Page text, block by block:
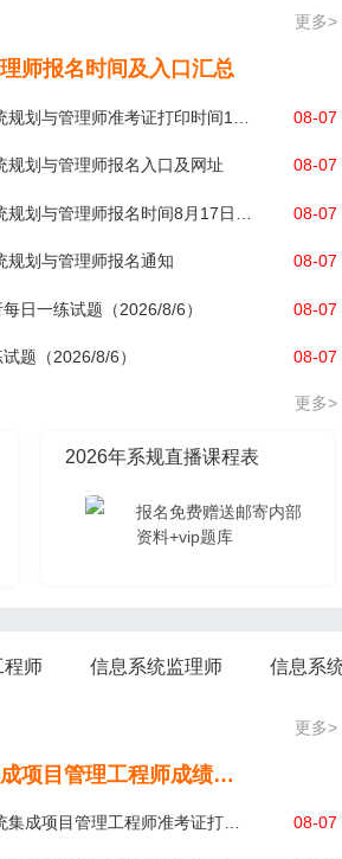
更多>
师报名时间及入口汇总
08-07
规划与管理师报名入口及网址 08-07
08-07
规划与管理师报名通知 08-07
日一练试题（2026/8/6） 08-07
题（2026/8/6） 08-07
更多>
2026年系规直播课程表
报名免费赠送邮寄内部
资料+vip题库
程师 信息系统监理师 信息系
更多>
2026年上半年系统集成项目管理工程师成绩考后多久公布？
08-07